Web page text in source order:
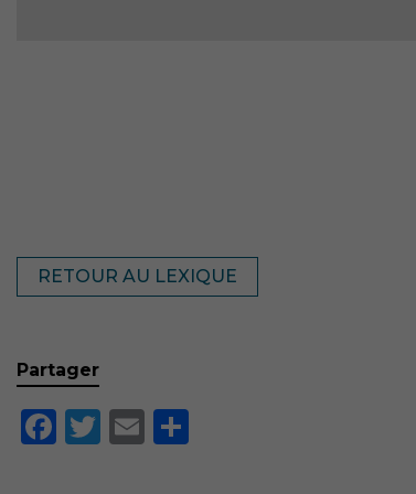
RETOUR AU LEXIQUE
Partager
Facebook
Twitter
Email